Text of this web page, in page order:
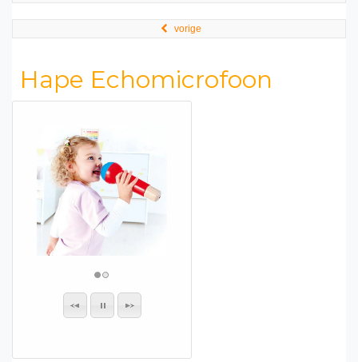
vorige
Hape Echomicrofoon